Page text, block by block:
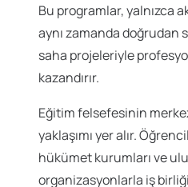
Bu programlar, yalnızca
aynı zamanda doğrudan
saha projeleriyle
kazandırır.
Eğitim felsefesinin
yaklaşımı yer alır.
hükümet kurumları ve
organizasyonlarla iş